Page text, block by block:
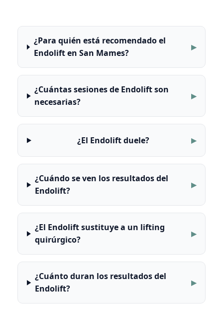
¿Para quién está recomendado el
Endolift en San Mames?
¿Cuántas sesiones de Endolift son
necesarias?
¿El Endolift duele?
¿Cuándo se ven los resultados del
Endolift?
¿El Endolift sustituye a un lifting
quirúrgico?
¿Cuánto duran los resultados del
Endolift?